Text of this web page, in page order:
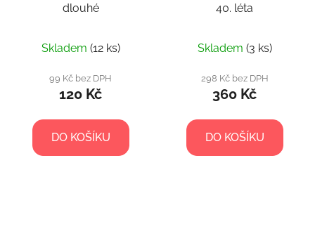
dlouhé
Skladem (12 ks)
99 Kč bez DPH
120 Kč
DO KOŠÍKU
40. léta
Skladem (3 ks)
298 Kč bez DPH
360 Kč
DO KOŠÍKU